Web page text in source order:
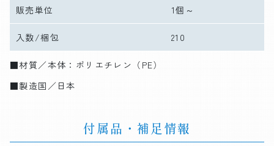
販売単位 1個～
入数/梱包 210
■材質／本体：ポリエチレン（PE）
■製造国／日本
付属品・補足情報